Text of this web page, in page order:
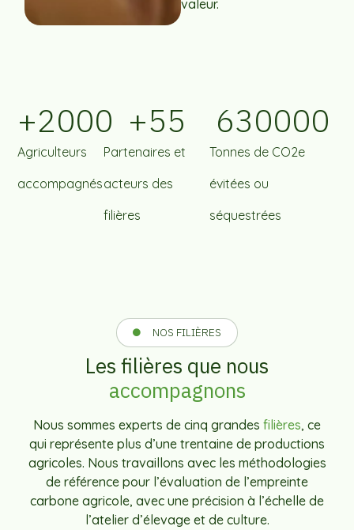
valeur.
Agriculteurs
accompagnés
+2000
Partenaires et
acteurs des
filières
+55
Tonnes de CO2e
évitées ou
séquestrées
630000
NOS FILIÈRES
Les filières que nous
accompagnons
Nous sommes experts de cinq grandes filières, ce
qui représente plus d’une trentaine de productions
agricoles. Nous travaillons avec les méthodologies
de référence pour l’évaluation de l’empreinte
carbone agricole, avec une précision à l’échelle de
l’atelier d’élevage et de culture.